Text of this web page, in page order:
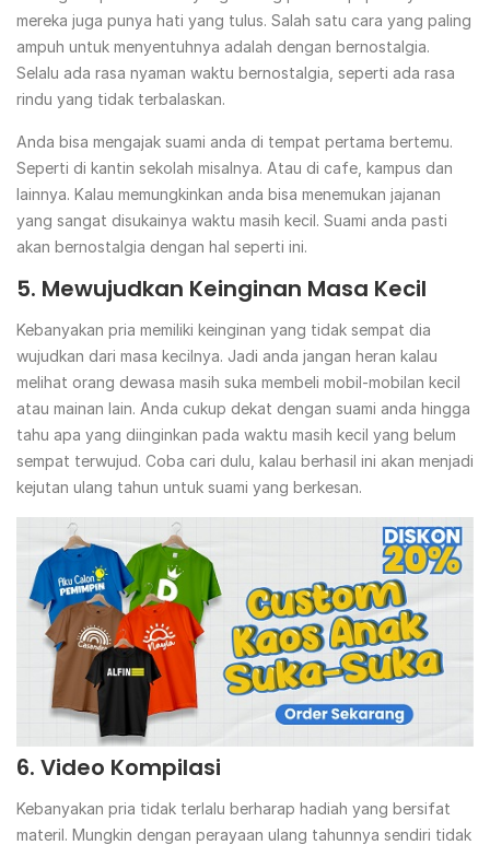
mereka juga punya hati yang tulus. Salah satu cara yang paling
ampuh untuk menyentuhnya adalah dengan bernostalgia.
Selalu ada rasa nyaman waktu bernostalgia, seperti ada rasa
rindu yang tidak terbalaskan.
Anda bisa mengajak suami anda di tempat pertama bertemu.
Seperti di kantin sekolah misalnya. Atau di cafe, kampus dan
lainnya. Kalau memungkinkan anda bisa menemukan jajanan
yang sangat disukainya waktu masih kecil. Suami anda pasti
akan bernostalgia dengan hal seperti ini.
5. Mewujudkan Keinginan Masa Kecil
Kebanyakan pria memiliki keinginan yang tidak sempat dia
wujudkan dari masa kecilnya. Jadi anda jangan heran kalau
melihat orang dewasa masih suka membeli mobil-mobilan kecil
atau mainan lain. Anda cukup dekat dengan suami anda hingga
tahu apa yang diinginkan pada waktu masih kecil yang belum
sempat terwujud. Coba cari dulu, kalau berhasil ini akan menjadi
kejutan ulang tahun untuk suami yang berkesan.
6. Video Kompilasi
Kebanyakan pria tidak terlalu berharap hadiah yang bersifat
materil. Mungkin dengan perayaan ulang tahunnya sendiri tidak